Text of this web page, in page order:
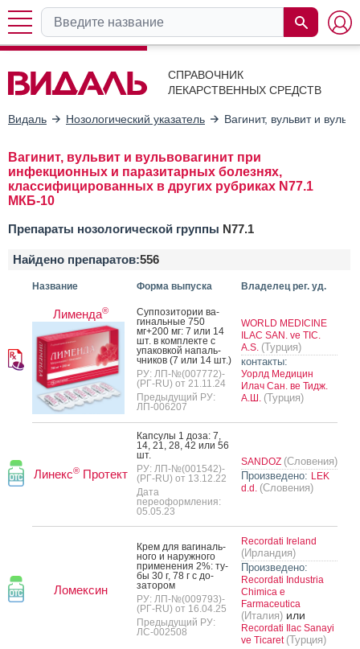
СПРАВОЧНИК
ЛЕКАРСТВЕННЫХ СРЕДСТВ
Видаль Нозологический указатель Вагинит, вульвит и
Вагинит, вульвит и вульвовагинит при
инфекционных и паразитарных болезнях,
классифицированных в других рубриках N77.1
МКБ-10
Препараты нозологической группы N77.1
Найдено препаратов:556
Название Форма выпуска Владелец рег. уд.
Лименда®
Суп­по­зито­рии ва­
гиналь­ные 750
мг+200 мг: 7 или 14
шт. в ком­плек­те с
упа­ков­кой на­паль­
чни­ков (7 или 14 шт.)
РУ: ЛП-№(007772)-
(РГ-RU) от 21.11.24
Предыдущий РУ:
ЛП-006207
WORLD MEDICINE
ILAC SAN. ve TIC.
A.S. (Турция)
контакты:
Уорлд Медицин
Илач Сан. ве Тидж.
А.Ш. (Турция)
Линекс®Протект
Кап­су­лы 1 до­за: 7,
14, 21, 28, 42 или 56
шт.
РУ: ЛП-№(001542)-
(РГ-RU) от 13.12.22
Дата
переоформления:
05.05.23
SANDOZ (Словения)
Произведено: LEK
d.d. (Словения)
Ломексин
Крем для ва­гиналь­
но­го и на­руж­но­го
при­мене­ния 2%: ту­
бы 30 г, 78 г с до­
зато­ром
РУ: ЛП-№(009793)-
(РГ-RU) от 16.04.25
Предыдущий РУ:
ЛС-002508
Recordati Ireland
(Ирландия)
Произведено:
Recordati Industria
Chimica e
Farmaceutica
(Италия) или
Recordati Ilac Sanayi
ve Ticaret (Турция)